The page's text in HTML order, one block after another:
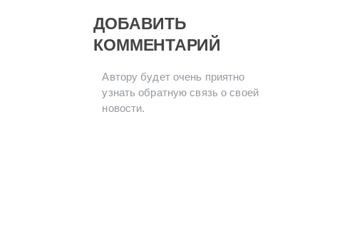
ДОБАВИТЬ
КОММЕНТАРИЙ
Автору будет очень приятно
узнать обратную связь о своей
новости.